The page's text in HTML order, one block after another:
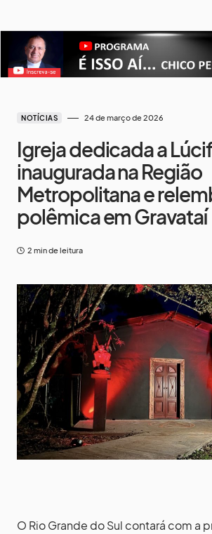
NOTÍCIAS 24 de março de 2026
Igreja dedicada a
inaugurada na Região
Metropolitana e
polêmica em Gravataí
2 min de leitura
O Rio Grande do Sul contará com a